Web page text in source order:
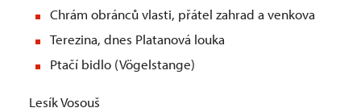
Chrám obránců vlasti, přátel zahrad a venkova
Terezina, dnes Platanová louka
Ptačí bidlo (Vögelstange)
Lesík Vosouš